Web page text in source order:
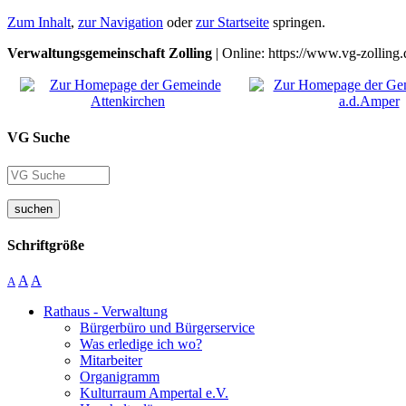
Zum Inhalt, zur Navigation oderzur Startseite springen.
Verwaltungsgemeinschaft Zolling | Online: https://www.vg-
VG Suche
suchen
Schriftgröße
A A A
Rathaus - Verwaltung
Bürgerbüro und Bürgerservice
Was erledige ich wo?
Mitarbeiter
Organigramm
Kulturraum Ampertal e.V.